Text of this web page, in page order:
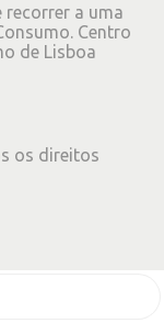
a uma
Centro
de Lisboa
os direitos